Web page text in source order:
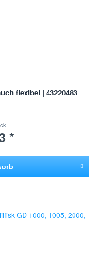
flexibel | 43220483
*